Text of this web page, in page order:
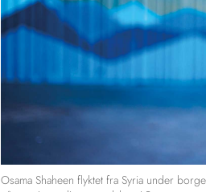
Osama Shaheen flyktet fra Syria under